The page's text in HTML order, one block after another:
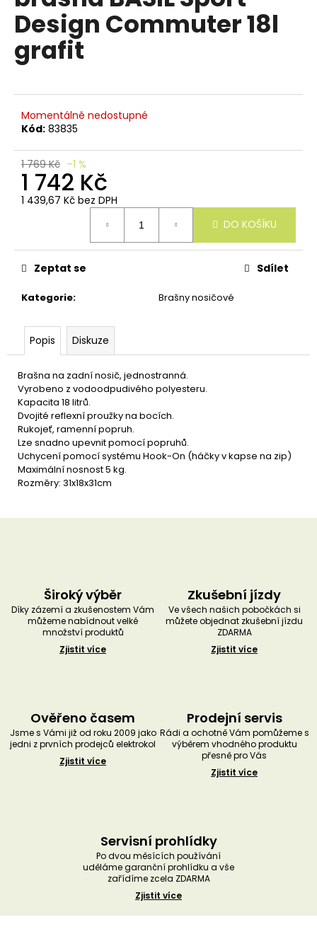
0,0
5
hvězdiček.
Design Commuter 18l
grafit
Momentálně nedostupné
Kód: 83835
1 769 Kč –1 %
1 742 Kč
1 439,67 Kč bez DPH
DO KOŠÍKU
Kategorie: Brašny nosičové
Zeptat se Sdílet
Popis Diskuze
Brašna na zadní nosič, jednostranná.
Vyrobeno z vodoodpudivého polyesteru.
Kapacita 18 litrů.
Dvojité reflexní proužky na bocích.
Rukojeť, ramenní popruh.
Lze snadno upevnit pomocí popruhů.
Uchycení pomocí systému Hook-On (háčky v kapse na zip)
Maximální nosnost 5 kg.
Rozměry: 31x18x31cm
Široký výběr
Díky zázemí a zkušenostem Vám
můžeme nabídnout velké
množství produktů
Zjistit více
Zkušební jízdy
Ve všech našich pobočkách si
můžete objednat zkušební jízdu
ZDARMA
Zjistit více
Ověřeno časem
Jsme s Vámi již od roku 2009 jako
jedni z prvních prodejců elektrokol
Zjistit více
Prodejní servis
Rádi a ochotně Vám pomůžeme s
výběrem vhodného produktu
přesně pro Vás
Zjistit více
Servisní prohlídky
Po dvou měsících používání
uděláme garanční prohlídku a vše
zařídíme zcela ZDARMA
Zjistit více
n
a
j
t
?
D
o
o
j
e
m
e